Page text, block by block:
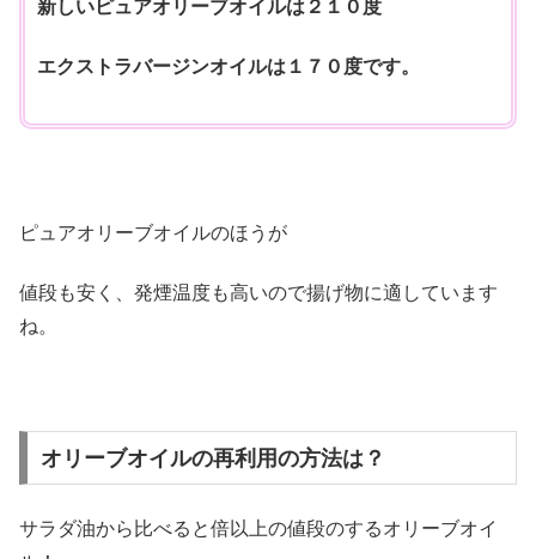
新しいピュアオリーブオイルは２１０度
エクストラバージンオイルは１７０度です。
ピュアオリーブオイルのほうが
値段も安く、発煙温度も高いので揚げ物に適しています
ね。
オリーブオイルの再利用の方法は？
サラダ油から比べると倍以上の値段のするオリーブオイ